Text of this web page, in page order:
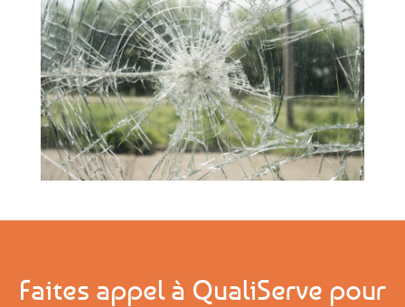
Faites appel à QualiServe pour